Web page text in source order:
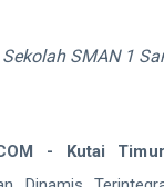
SMAN 1
- Kutai